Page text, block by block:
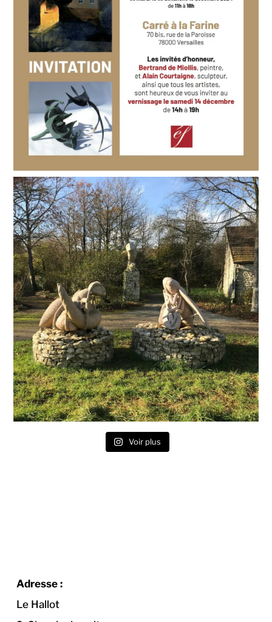
Voir plus
Adresse :
Le Hallot